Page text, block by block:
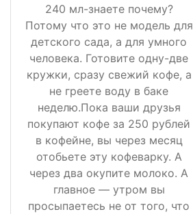
240 мл-знаете почему?
Потому что это не модель для
детского сада, а для умного
человека. Готовите одну-две
кружки, сразу свежий кофе, а
не греете воду в баке
неделю.Пока ваши друзья
покупают кофе за 250 рублей
в кофейне, вы через месяц
отобьете эту кофеварку. А
через два окупите молоко. А
главное — утром вы
просыпаетесь не от того, что